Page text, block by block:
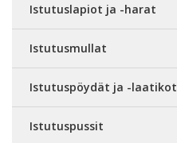
Istutuslapiot ja -harat
Istutusmullat
Istutuspöydät ja -laatikot
Istutuspussit